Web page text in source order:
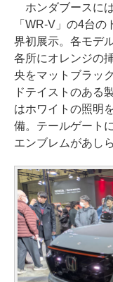
ホンダブースに
「WR-V」の4台
界初展示。各モデ
各所にオレンジの
央をマットブラッ
ドテイストのある
はホワイトの照明
備。テールゲート
エンブレムがあし